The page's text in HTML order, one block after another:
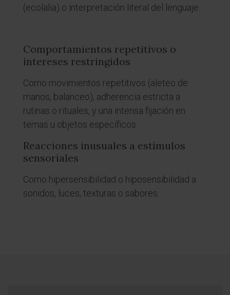
(ecolalia) o interpretación literal del lenguaje.
Comportamientos repetitivos o
intereses restringidos
Como movimientos repetitivos (aleteo de
manos, balanceo), adherencia estricta a
rutinas o rituales, y una intensa fijación en
temas u objetos específicos.
Reacciones inusuales a estímulos
sensoriales
Como hipersensibilidad o hiposensibilidad a
sonidos, luces, texturas o sabores.